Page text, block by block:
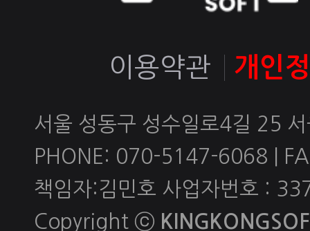
이용약관 개인
서울 성동구 성수일로4길 25
PHONE: 070-5147-6068 |
책임자:김민호 사업자번호 :
Copyright ⓒ